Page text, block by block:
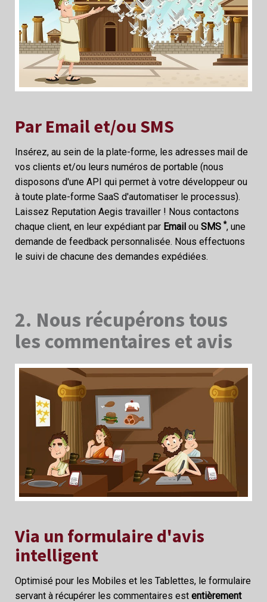
Par Email et/ou SMS
Insérez, au sein de la plate-forme, les adresses mail de
vos clients et/ou leurs numéros de portable (nous
disposons d'une API qui permet à votre développeur ou
à toute plate-forme SaaS d'automatiser le processus).
Laissez Reputation Aegis travailler ! Nous contactons
chaque client, en leur expédiant par Email ou SMS *, une
demande de feedback personnalisée. Nous effectuons
le suivi de chacune des demandes expédiées.
2. Nous récupérons tous
les commentaires et avis
Via un formulaire d'avis
intelligent
Optimisé pour les Mobiles et les Tablettes, le formulaire
servant à récupérer les commentaires est entièrement